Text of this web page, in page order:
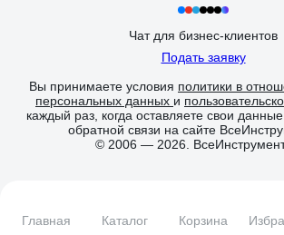
Главная Каталог Корзина
Чат для бизнес-клиентов
Подать заявку
Вы принимаете условия политики в
персональных данных и
каждый раз, когда оставляете свои
обратной связи на сайте
© 2006 — 2026.